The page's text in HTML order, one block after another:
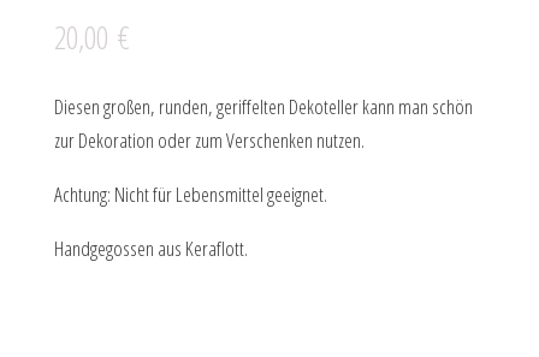
20,00 €
Diesen großen, runden, geriffelten Dekoteller kann man schön
zur Dekoration oder zum Verschenken nutzen.
Achtung: Nicht für Lebensmittel geeignet.
Handgegossen aus Keraflott.